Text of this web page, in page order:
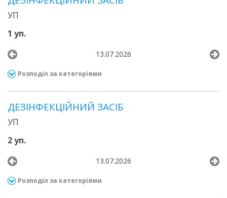
УП
1 уп.
13.07.2026
Розподіл за категоріями
ДЕЗІНФЕКЦІЙНИЙ ЗАСІБ
УП
2 уп.
13.07.2026
Розподіл за категоріями